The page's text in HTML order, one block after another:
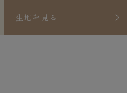
生地を見る